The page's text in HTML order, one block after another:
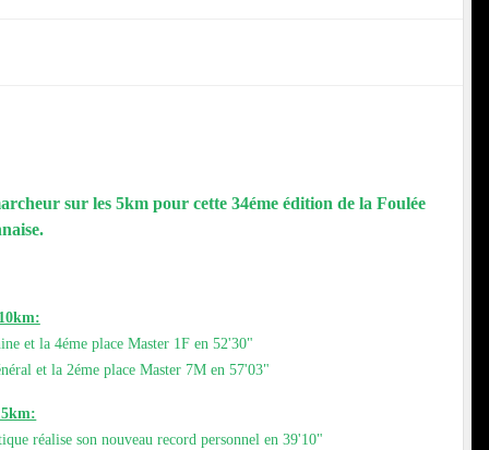
sur les 5km pour cette 34éme édition de la Foulée
et la 4éme place Master 1F en 52'30"
et la 2éme place Master 7M en 57'03"
réalise son nouveau record personnel en 39'10"